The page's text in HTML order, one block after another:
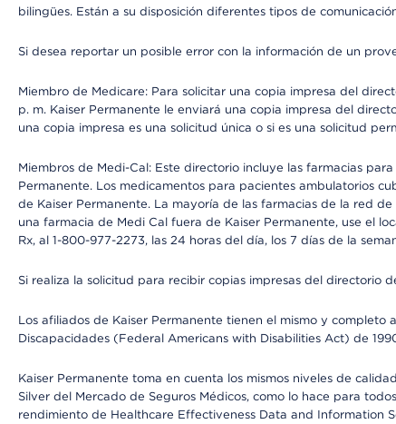
bilingües. Están a su disposición diferentes tipos de
Si desea reportar un posible error con la información de un
Miembro de Medicare: Para solicitar una copia impresa del
p. m. Kaiser Permanente le enviará una copia impresa del
una copia impresa es una solicitud única o si es una solicitud
Miembros de Medi-Cal: Este directorio incluye las farmacias
Permanente. Los medicamentos para pacientes ambulatorios
de Kaiser Permanente. La mayoría de las farmacias de la red
una farmacia de Medi Cal fuera de Kaiser Permanente, use el
Rx, al 1-800-977-2273, las 24 horas del día, los 7 días de la
Si realiza la solicitud para recibir copias impresas del directorio
Los afiliados de Kaiser Permanente tienen el mismo y completo
Discapacidades (Federal Americans with Disabilities Act) de
Kaiser Permanente toma en cuenta los mismos niveles de
Silver del Mercado de Seguros Médicos, como lo hace para
rendimiento de Healthcare Effectiveness Data and Information